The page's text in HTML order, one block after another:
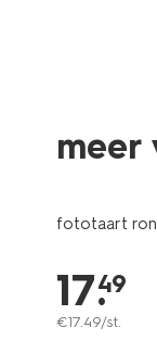
meer
fototaart
17.
49
€17.49/st.